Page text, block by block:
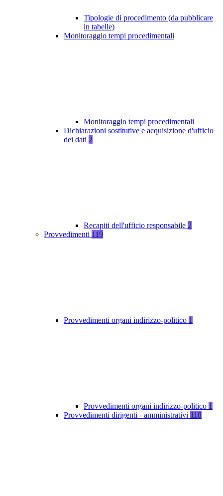
Tipologie di procedimento (da pubblicare
in tabelle)
Monitoraggio tempi procedimentali
Monitoraggio tempi procedimentali
Dichiarazioni sostitutive e acquisizione d'ufficio
dei dati 2
Recapiti dell'ufficio responsabile 2
Provvedimenti 119
Provvedimenti organi indirizzo-politico 1
Provvedimenti organi indirizzo-politico 1
Provvedimenti dirigenti - amministrativi 118